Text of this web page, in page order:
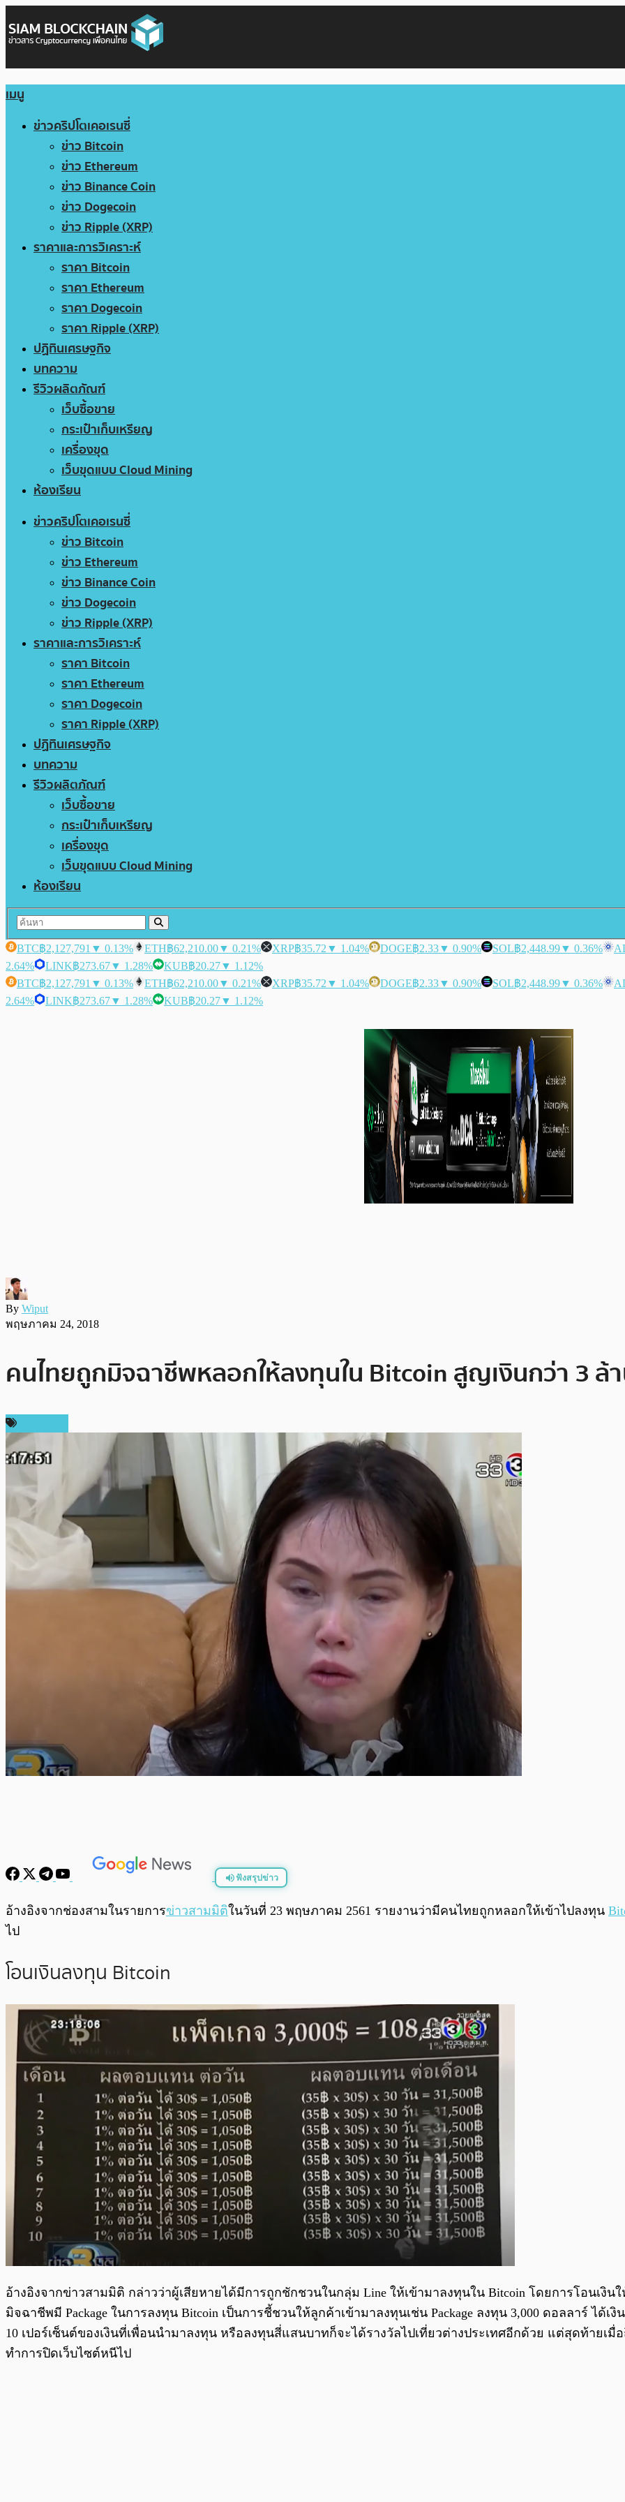
เมนู
ข่าวคริปโตเคอเรนซี่
ข่าว Bitcoin
ข่าว Ethereum
ข่าว Binance Coin
ข่าว Dogecoin
ข่าว Ripple (XRP)
ราคาและการวิเคราะห์
ราคา Bitcoin
ราคา Ethereum
ราคา Dogecoin
ราคา Ripple (XRP)
ปฏิทินเศรษฐกิจ
บทความ
รีวิวผลิตภัณฑ์
เว็บซื้อขาย
กระเป๋าเก็บเหรียญ
เครื่องขุด
เว็บขุดแบบ Cloud Mining
ห้องเรียน
ข่าวคริปโตเคอเรนซี่
ข่าว Bitcoin
ข่าว Ethereum
ข่าว Binance Coin
ข่าว Dogecoin
ข่าว Ripple (XRP)
ราคาและการวิเคราะห์
ราคา Bitcoin
ราคา Ethereum
ราคา Dogecoin
ราคา Ripple (XRP)
ปฏิทินเศรษฐกิจ
บทความ
รีวิวผลิตภัณฑ์
เว็บซื้อขาย
กระเป๋าเก็บเหรียญ
เครื่องขุด
เว็บขุดแบบ Cloud Mining
ห้องเรียน
BTC฿2,127,791 ▼ 0.13% ETH฿62,210.00▼ 0.21% XRP฿35.72 ▼ 1.04% DOGE฿2.33▼ 0.90% SOL฿2,448.99▼ 0.36%
2.64%
LINK฿273.67▼ 1.28% KUB฿20.27▼ 1.12%
BTC฿2,127,791 ▼ 0.13% ETH฿62,210.00▼ 0.21% XRP฿35.72 ▼ 1.04% DOGE฿2.33▼ 0.90% SOL฿2,448.99▼ 0.36%
2.64%
LINK฿273.67▼ 1.28% KUB฿20.27▼ 1.12%
By Wiput
พฤษภาคม 24, 2018
คนไทยถูกมิจฉาชีพหลอกให้ลงทุนใน Bitcoin สูญเงินกว่า 3 ล้
ฟังสรุปข่าว
พร้อมเล่น
อ้างอิงจากช่องสามในรายการข่าวสามมิติในวันที่ 23 พฤษภาคม 2561 รายงานว่ามีคนไทยถูกหลอกให้เข้าไปลงทุน
ไป
โอนเงินลงทุน Bitcoin
อ้างอิงจากข่าวสามมิติ กล่าวว่าผู้เสียหายได้มีการถูกชักชวนในกลุ่ม Line ให้เข้ามาลงทุนใน Bitcoin โดยการโอนเงิ
มิจฉาชีพมี Package ในการลงทุน Bitcoin เป็นการชี้ชวนให้ลูกค้าเข้ามาลงทุนเช่น Package ลงทุน 3,000 ดอลลาร์ ได้
10 เปอร์เซ็นต์ของเงินที่เพื่อนนำมาลงทุน หรือลงทุนสี่แสนบาทก็จะได้รางวัลไปเที่ยวต่างประเทศอีกด้วย แต่สุดท้ายเมื่
ทำการปิดเว็บไซต์หนีไป